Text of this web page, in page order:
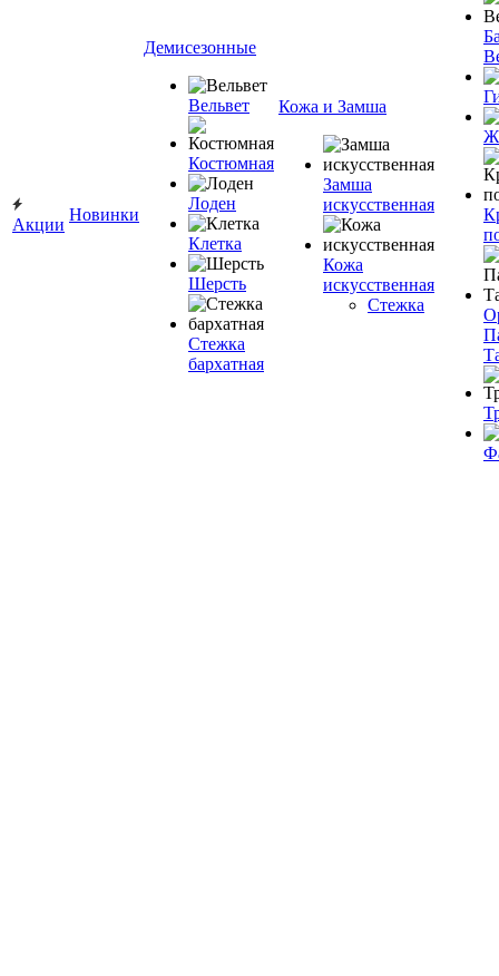
Акции
Новинки
Демисезонные
Вельвет
Костюмная
Лоден
Клетка
Шерсть
Стежка
бархатная
Кожа и Замша
Замша
искусственная
Кожа
искусственная
Стежка